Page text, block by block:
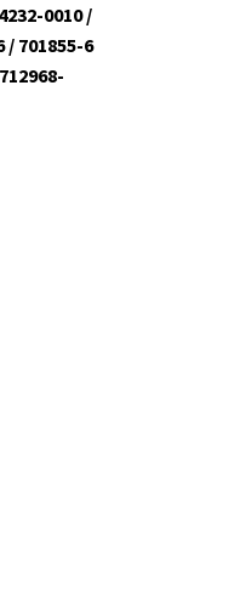
0010 /
/ 701855-6